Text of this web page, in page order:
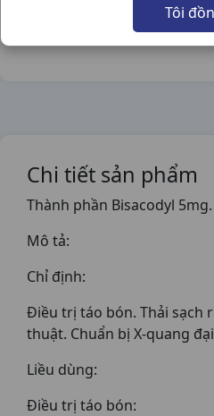
Tôi
Chi tiết sản phẩm
Thành phần Bisacodyl 5mg.
Mô tả:
Chỉ định:
Điều trị táo bón. Thải sạch
thuật. Chuẩn bị X-quang
Liều dùng:
Điều trị táo bón: